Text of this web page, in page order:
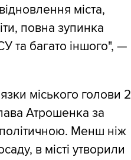
міста,
повна зупинка
та багато іншого", —
міського голови 2
Атрошенка за
Менш ніж
в місті утворили